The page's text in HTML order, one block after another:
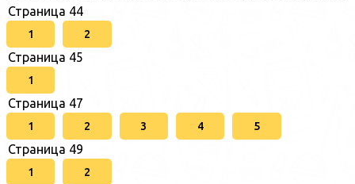
Страница 44
1 2
Страница 45
1
Страница 47
1 2 3 4 5
Страница 49
1 2